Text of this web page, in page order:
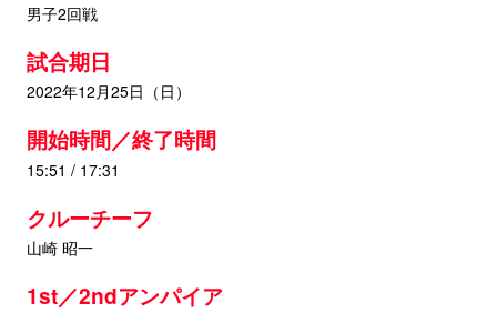
男子2回戦
試合期日
2022年12月25日（日）
開始時間／終了時間
15:51 / 17:31
クルーチーフ
山崎 昭一
1st／2ndアンパイア